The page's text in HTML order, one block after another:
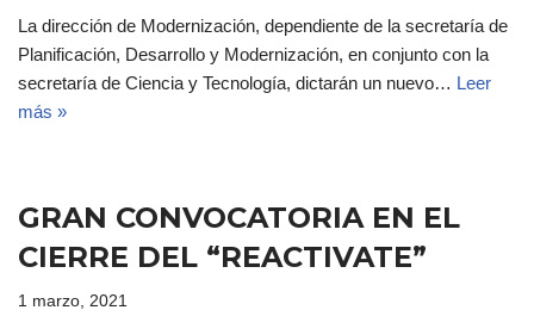
La dirección de Modernización, dependiente de la secretaría de
Planificación, Desarrollo y Modernización, en conjunto con la
secretaría de Ciencia y Tecnología, dictarán un nuevo… Leer
más »
GRAN CONVOCATORIA EN EL
CIERRE DEL “REACTIVATE”
1 marzo, 2021